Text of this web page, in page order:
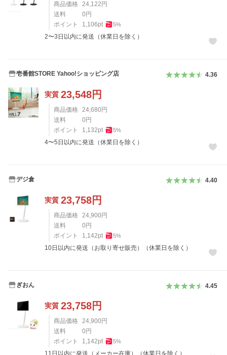
商品価格 24,122 円
送料
0 円
ポイント
1,106pt 5%
2〜3日以内に発送（休業日を除く）
壱番館STORE Yahoo!ショッピング店 4.36
実質 23,548円
商品価格 24,680 円
送料
0 円
ポイント
1,132pt 5%
4〜5日以内に発送（休業日を除く）
デジ倉 4.40
実質 23,758円
商品価格 24,900 円
送料
0 円
ポイント
1,142pt 5%
10日以内に発送（お取り寄せ販売）（休業日を除く）
ぎおん 4.45
実質 23,758円
商品価格 24,900 円
送料
0 円
ポイント
1,142pt 5%
11日以内に発送（メーカー在庫）（休業日を除く）